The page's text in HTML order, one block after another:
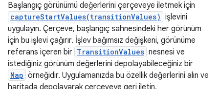
Başlangıç görünümü değerlerini çerçeveye iletmek için
captureStartValues(transitionValues) işlevini
uygulayın. Çerçeve, başlangıç sahnesindeki her görünüm
için bu işlevi çağırır. İşlev bağımsız değişkeni, görünüme
referans içeren bir TransitionValues nesnesi ve
istediğiniz görünüm değerlerini depolayabileceğiniz bir
Map örneğidir. Uygulamanızda bu özellik değerlerini alın ve
haritada depolayarak çerçeveye geri iletin.